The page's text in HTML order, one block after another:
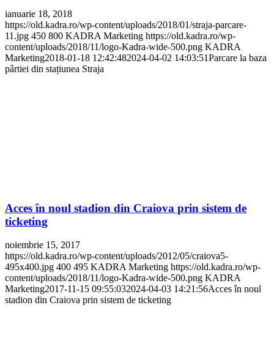
ianuarie 18, 2018
https://old.kadra.ro/wp-content/uploads/2018/01/straja-parcare-
11.jpg 450 800 KADRA Marketing https://old.kadra.ro/wp-
content/uploads/2018/11/logo-Kadra-wide-500.png KADRA
Marketing2018-01-18 12:42:482024-04-02 14:03:51Parcare la baza
pârtiei din stațiunea Straja
Acces în noul stadion din Craiova prin sistem de
ticketing
noiembrie 15, 2017
https://old.kadra.ro/wp-content/uploads/2012/05/craiova5-
495x400.jpg 400 495 KADRA Marketing https://old.kadra.ro/wp-
content/uploads/2018/11/logo-Kadra-wide-500.png KADRA
Marketing2017-11-15 09:55:032024-04-03 14:21:56Acces în noul
stadion din Craiova prin sistem de ticketing